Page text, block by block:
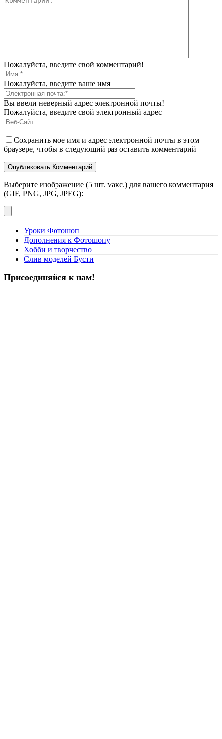
Пожалуйста, введите свой комментарий!
Пожалуйста, введите ваше имя
Вы ввели неверный адрес электронной почты!
Пожалуйста, введите свой электронный адрес
Сохранить мое имя и адрес электронной почты в этом
браузере, чтобы в следующий раз оставить комментарий
Выберите изображение (5 шт. макс.) для вашего комментария
(GIF, PNG, JPG, JPEG):
Уроки Фотошоп
Дополнения к Фотошопу
Хобби и творчество
Слив моделей Бусти
Присоединяйся к нам!